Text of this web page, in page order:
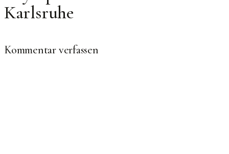
Karlsruhe
Kommentar verfassen